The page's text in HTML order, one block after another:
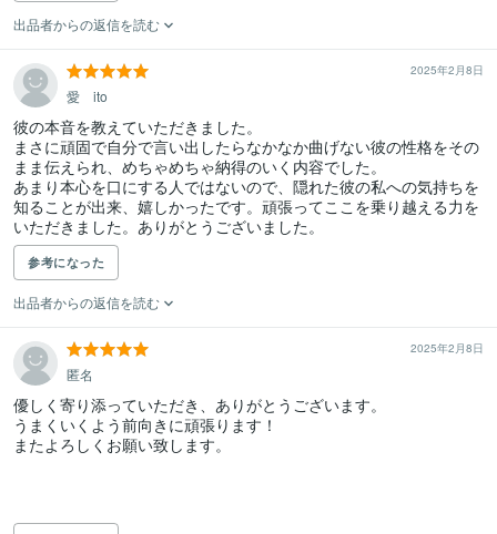
出品者からの返信を読む
2025年2月8日
愛 ito
彼の本音を教えていただきました。
まさに頑固で自分で言い出したらなかなか曲げない彼の性格をその
まま伝えられ、めちゃめちゃ納得のいく内容でした。
あまり本心を口にする人ではないので、隠れた彼の私への気持ちを
知ることが出来、嬉しかったです。頑張ってここを乗り越える力を
いただきました。ありがとうございました。
参考になった
出品者からの返信を読む
2025年2月8日
匿名
優しく寄り添っていただき、ありがとうございます。
うまくいくよう前向きに頑張ります！
またよろしくお願い致します。